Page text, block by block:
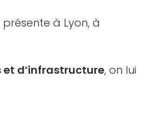
à Lyon, à
d’infrastructure, on lui